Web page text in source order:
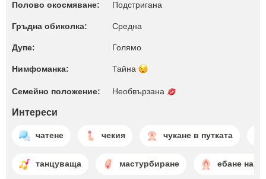
Полово окосмяване: Подстригана
Гръдна обиколка: Среднa
Дупе: Голямо
Нимфоманка: Тайна
Семейно положение: Необвързана
Интереси
чатене чекия чукане в путката
танцуваща мастурбиране ебане на